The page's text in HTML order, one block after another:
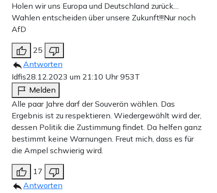
Holen wir uns Europa und Deutschland zurück…
Wahlen entscheiden über unsere Zukunft!!!Nur noch
AfD
25
Antworten
Idfis28.12.2023 um 21:10 Uhr953T
Melden
Alle paar Jahre darf der Souverän wählen. Das
Ergebnis ist zu respektieren. Wiedergewählt wird der,
dessen Politik die Zustimmung findet. Da helfen ganz
bestimmt keine Warnungen. Freut mich, dass es für
die Ampel schwierig wird.
17
Antworten